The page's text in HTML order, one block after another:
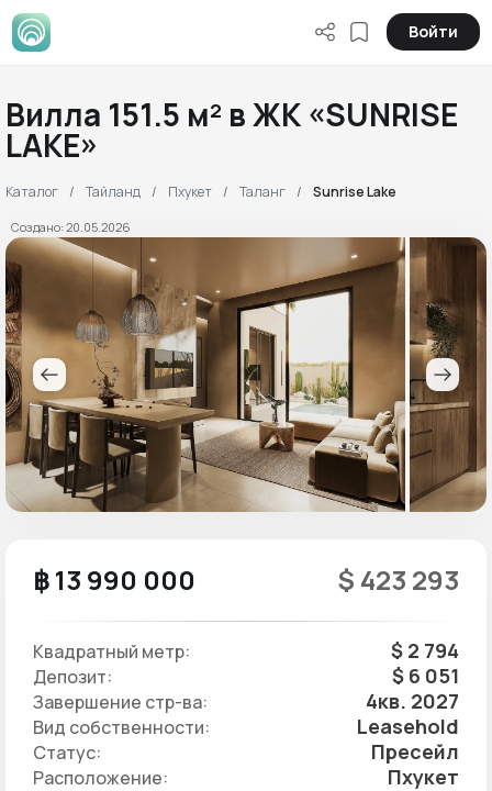
Войти
Вилла 151.5 м² в ЖК «SUNRISE
LAKE»
Каталог Тайланд Пхукет Таланг Sunrise Lake
Создано: 20.05.2026
฿ 13 990 000 $ 423 293
Квадратный метр: $ 2 794
Депозит: $ 6 051
Завершение стр-ва: 4кв. 2027
Вид собственности: Leasehold
Статус: Пресейл
Расположение: Пхукет